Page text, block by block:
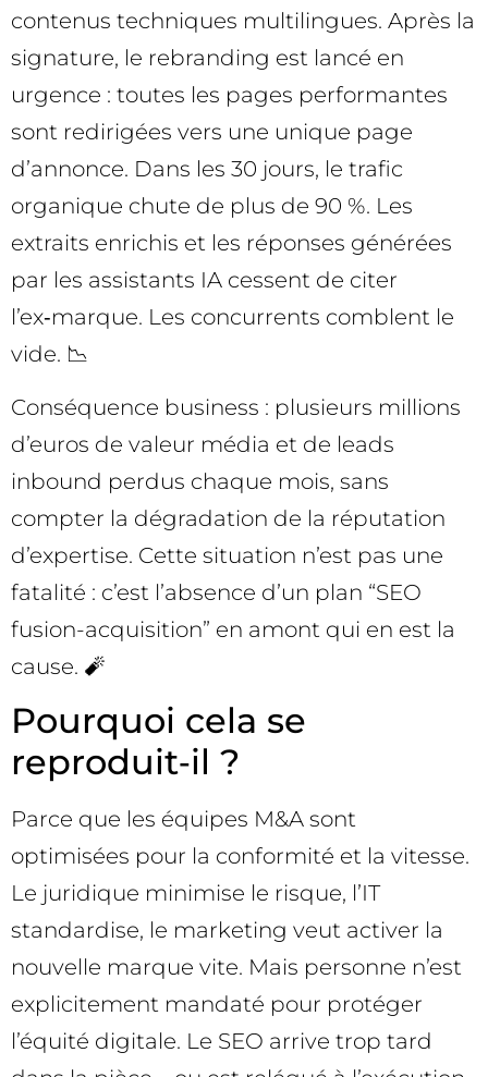
contenus techniques multilingues. Après la
signature, le rebranding est lancé en
urgence : toutes les pages performantes
sont redirigées vers une unique page
d’annonce. Dans les 30 jours, le trafic
organique chute de plus de 90 %. Les
extraits enrichis et les réponses générées
par les assistants IA cessent de citer
l’ex‑marque. Les concurrents comblent le
vide. 📉
Conséquence business : plusieurs millions
d’euros de valeur média et de leads
inbound perdus chaque mois, sans
compter la dégradation de la réputation
d’expertise. Cette situation n’est pas une
fatalité : c’est l’absence d’un plan “SEO
fusion-acquisition” en amont qui en est la
cause. 🧨
Pourquoi cela se
reproduit‑il ?
Parce que les équipes M&A sont
optimisées pour la conformité et la vitesse.
Le juridique minimise le risque, l’IT
standardise, le marketing veut activer la
nouvelle marque vite. Mais personne n’est
explicitement mandaté pour protéger
l’équité digitale. Le SEO arrive trop tard